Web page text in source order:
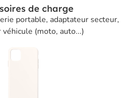
de charge
portable, adaptateur secteur,
véhicule (moto, auto...)